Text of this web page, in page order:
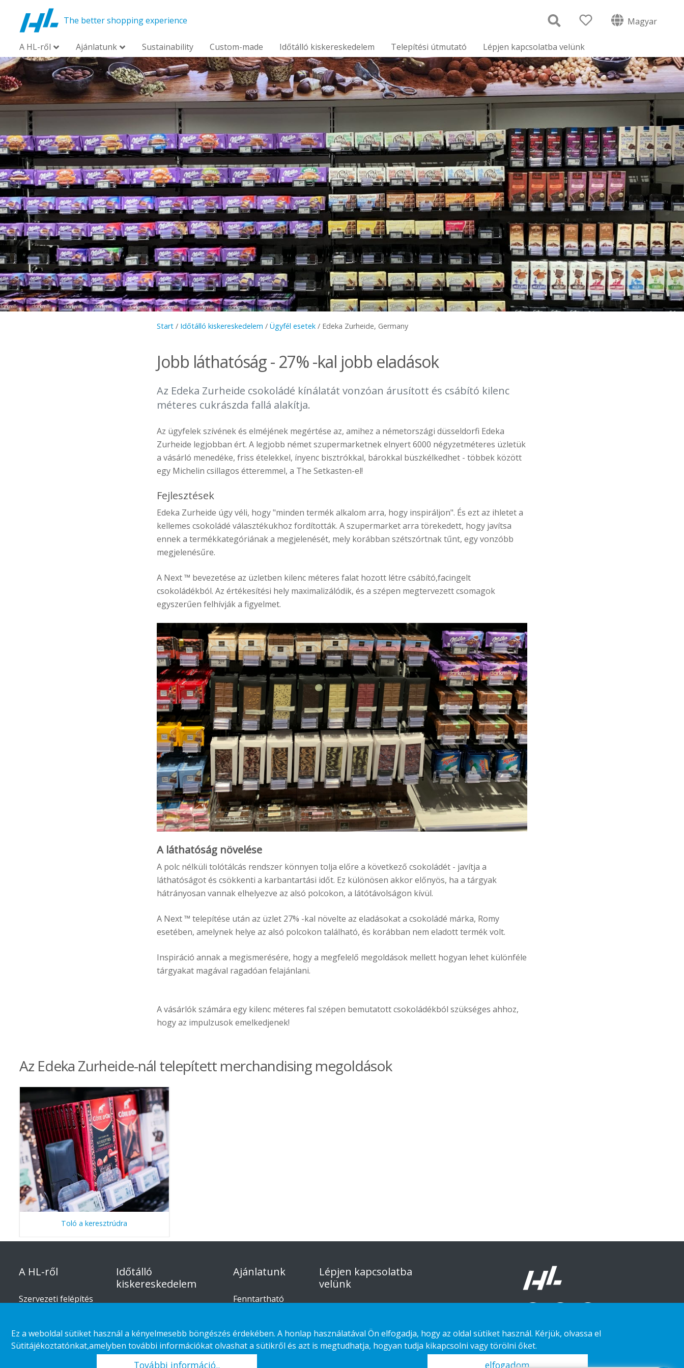
The better shopping experience Magyar
A HL-ről Ajánlatunk Sustainability Custom-made Időtálló kiskereskedelem Telepítési útmutató Lépjen kapcsolatba velünk
Start/ Időtálló kiskereskedelem / Ügyfél esetek/ Edeka Zurheide, Germany
Jobb láthatóság - 27% -kal jobb eladások
Az Edeka Zurheide csokoládé kínálatát vonzóan árusított és csábító kilenc
méteres cukrászda fallá alakítja.
Az ügyfelek szívének és elméjének megértése az, amihez a németországi düsseldorfi Edeka
Zurheide legjobban ért. A legjobb német szupermarketnek elnyert 6000 négyzetméteres üzletük
a vásárló menedéke, friss ételekkel, ínyenc bisztrókkal, bárokkal büszkélkedhet - többek között
egy Michelin csillagos étteremmel, a The Setkasten-el!
Fejlesztések
Edeka Zurheide úgy véli, hogy "minden termék alkalom arra, hogy inspiráljon". És ezt az ihletet a
kellemes csokoládé választékukhoz fordították. A szupermarket arra törekedett, hogy javítsa
ennek a termékkategóriának a megjelenését, mely korábban szétszórtnak tűnt, egy vonzóbb
megjelenésűre.
A Next ™ bevezetése az üzletben kilenc méteres falat hozott létre csábító,facingelt
csokoládékból. Az értékesítési hely maximalizálódik, és a szépen megtervezett csomagok
egyszerűen felhívják a figyelmet.
A láthatóság növelése
A polc nélküli tolótálcás rendszer könnyen tolja előre a következő csokoládét - javítja a
láthatóságot és csökkenti a karbantartási időt. Ez különösen akkor előnyös, ha a tárgyak
hátrányosan vannak elhelyezve az alsó polcokon, a látótávolságon kívül.
A Next ™ telepítése után az üzlet 27% -kal növelte az eladásokat a csokoládé márka, Romy
esetében, amelynek helye az alsó polcokon található, és korábban nem eladott termék volt.
Inspiráció annak a megismerésére, hogy a megfelelő megoldások mellett hogyan lehet különféle
tárgyakat magával ragadóan felajánlani.
A vásárlók számára egy kilenc méteres fal szépen bemutatott csokoládékból szükséges ahhoz,
hogy az impulzusok emelkedjenek!
Az Edeka Zurheide-nál telepített merchandising megoldások
Toló a keresztrúdra
A HL-ről
Szervezeti felépítés
felelősségvállalás
Karrier
Időtálló
kiskereskedelem
Ügyfél esetek
Kiskereskedelmi trendek
Ajánlatunk
Fenntartható
Custom-made
Telepítési útmutató
Lépjen kapcsolatba
velünk
Cookies
Ez a weboldal sütiket használ a kényelmesebb böngészés érdekében. A honlap használatával Ön elfogadja, hogy az oldal sütiket használ. Kérjük, olvassa el
Sütitájékoztatónkat,amelyben további információkat olvashat a sütikről és azt is megtudhatja, hogyan tudja kikapcsolni vagy törölni őket.
További információ.. elfogadom